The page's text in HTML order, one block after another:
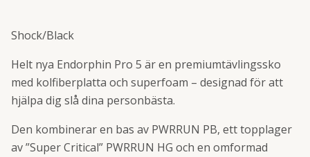
Shock/Black
Helt nya Endorphin Pro 5 är en premiumtävlingssko
med kolfiberplatta och superfoam – designad för att
hjälpa dig slå dina personbästa.
Den kombinerar en bas av PWRRUN PB, ett topplager
av ”Super Critical” PWRRUN HG och en omformad